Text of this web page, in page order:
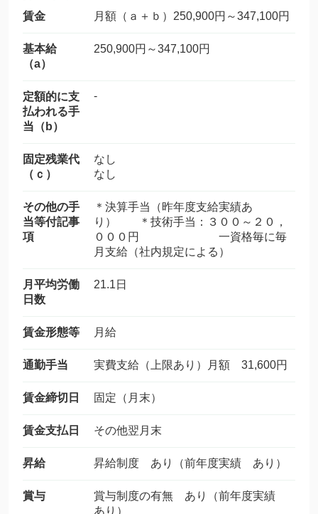
賃金 月額（ａ＋ｂ）250,900円～347,100円
基本給
（a）
250,900円～347,100円
定額的に支
払われる手
当（b）
-
固定残業代
（ｃ）
なし
なし
その他の手
当等付記事
項
＊決算手当（昨年度支給実績あ
り） ＊技術手当：３００～２０，
０００円 一資格毎に毎
月支給（社内規定による）
月平均労働
日数
21.1日
賃金形態等 月給
通勤手当 実費支給（上限あり）月額 31,600円
賃金締切日 固定（月末）
賃金支払日 その他翌月末
昇給 昇給制度 あり（前年度実績 あり）
賞与
賞与制度の有無 あり（前年度実績
あり）